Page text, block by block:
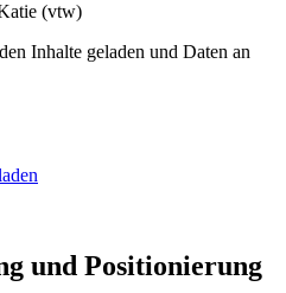
(vtw)
Inhalte geladen und Daten an
und Positionierung